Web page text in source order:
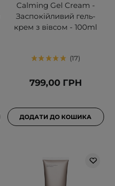
Calming Gel Cream -
Заспокійливий гель-
крем з вівсом - 100ml
17
799,00 ГРН
ДОДАТИ ДО КОШИКА